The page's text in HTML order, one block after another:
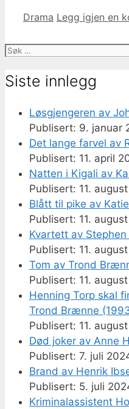
Kategorier
Drama Legg igjen en
Søk
Siste innlegg
Løsgjengeren av
9. januar
Det lange farvel av
11. april
Natten i Kigali av
11.
Blått til pike av
11.
Kvartett av
11.
Tom av Trond
11.
Henning Torp skal
Trond Brænne
11.
Død joker av Anne
7. juli
Brand av Henrik
5. juli
Kriminalassistent